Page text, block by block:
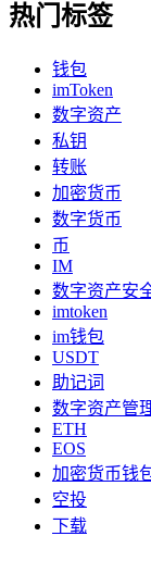
热门标签
钱包
imToken
数字资产
私钥
转账
加密货币
数字货币
币
IM
数字资产安
imtoken
im钱包
USDT
助记词
数字资产管
ETH
EOS
加密货币钱
空投
下载